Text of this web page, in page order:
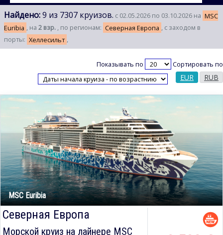
Найдено:9 из 7307 круизов. с 02.05.2026 по 03.10.2026 на MSC
Euribia , на 2 взр. , по регионам: Северная Европа , с заходом в
порты: Хеллесильт ,
Показывать по Сортировать по
EUR RUB
MSC Euribia
Северная Европа
Морской круиз на лайнере MSC